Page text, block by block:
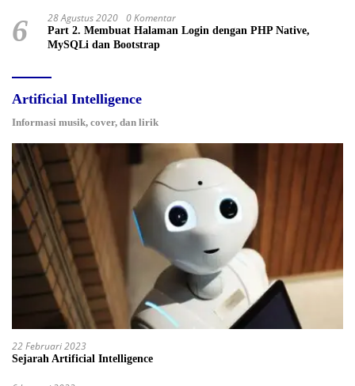
6 28 Agustus 2020 0 Komentar
Part 2. Membuat Halaman Login dengan PHP Native,
MySQLi dan Bootstrap
Artificial Intelligence
Informasi musik, cover, dan lirik
22 Februari 2023
Sejarah Artificial Intelligence